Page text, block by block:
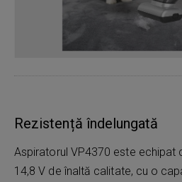
Rezistență îndelungată
Aspiratorul VP4370 este echipat
14,8 V de înaltă calitate, cu o